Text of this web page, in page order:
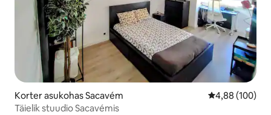
Korter asukohas Sacavém Keskmine
4,88 (100)
Täielik stuudio Sacavémis